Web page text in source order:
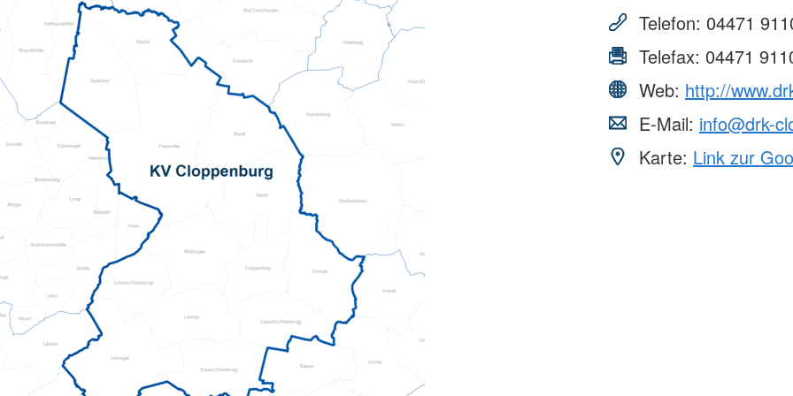
Hauswirtschaftliche Hilfen
Hilfsmittelverleih
Pflegeberatung
Alten-Service-Zentren
Tagespflege
Beratung zur Kur und Erholung
Kindertageseinrichtungen
Hilfen zur Erziehung
Jugendarbeit
Schulsozialarbeit/Jugendsozialarbeit
Schwangerschaftsberatung
Unterstützungsangebote
psychisch
Weitere
Telefon: 04471
Telefax: 04471
Web: http://
E-Mail: info@drk-
Karte: Link zur